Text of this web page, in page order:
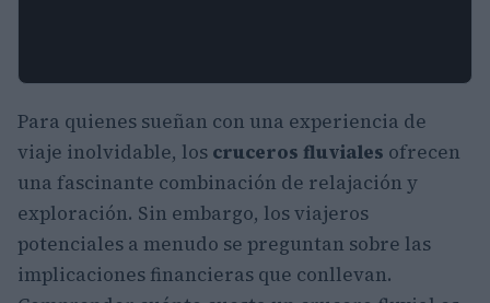
Para quienes sueñan con una experiencia de
viaje inolvidable, los cruceros fluviales ofrecen
una fascinante combinación de relajación y
exploración. Sin embargo, los viajeros
potenciales a menudo se preguntan sobre las
implicaciones financieras que conllevan.